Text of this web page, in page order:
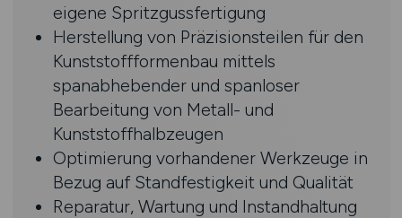
eigene Spritzgussfertigung
Herstellung von Präzisionsteilen für den
Kunststoffformenbau mittels
spanabhebender und spanloser
Bearbeitung von Metall- und
Kunststoffhalbzeugen
Optimierung vorhandener Werkzeuge in
Bezug auf Standfestigkeit und Qualität
Reparatur, Wartung und Instandhaltung